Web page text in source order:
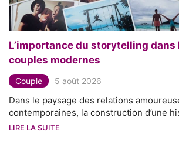
L’importance du storytelling
couples modernes
Couple 5 août 2026
Dans le paysage des relations
contemporaines, la construction d’une
LIRE LA SUITE